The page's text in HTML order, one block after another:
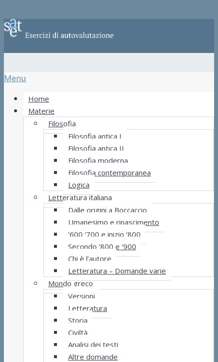
Menu
Home
Materie
Filosofia
Filosofia antica I
Filosofia antica II
Filosofia moderna
Filosofia contemporanea
Logica
Letteratura italiana
Dalle origini a Boccaccio
Umanesimo e rinascimento
‘600 ‘700 e inizio ‘800
Secondo ‘800 e ‘900
Chi è l’autore
Letteratura – Domande varie
Mondo greco
Versioni
Letteratura
Storia
Civiltà
Analisi dei testi
Altre domande